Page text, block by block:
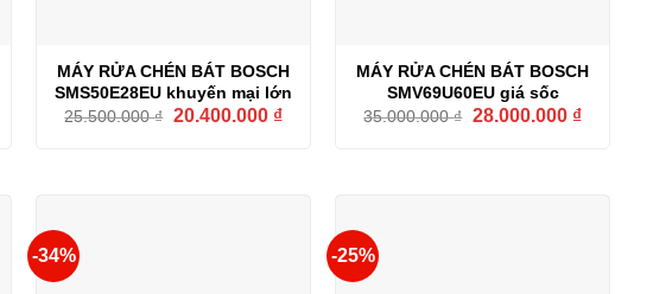
MÁY RỬA CHÉN BÁT BOSCH
SMS50E28EU khuyến mại lớn
25.500.000₫ Giá
20.400.000 ₫Giá
MÁY RỬA CHÉN BÁT BOSCH
SMV69U60EU giá sốc
35.000.000₫ Giá
28.000.000 ₫Giá
-34% -25%